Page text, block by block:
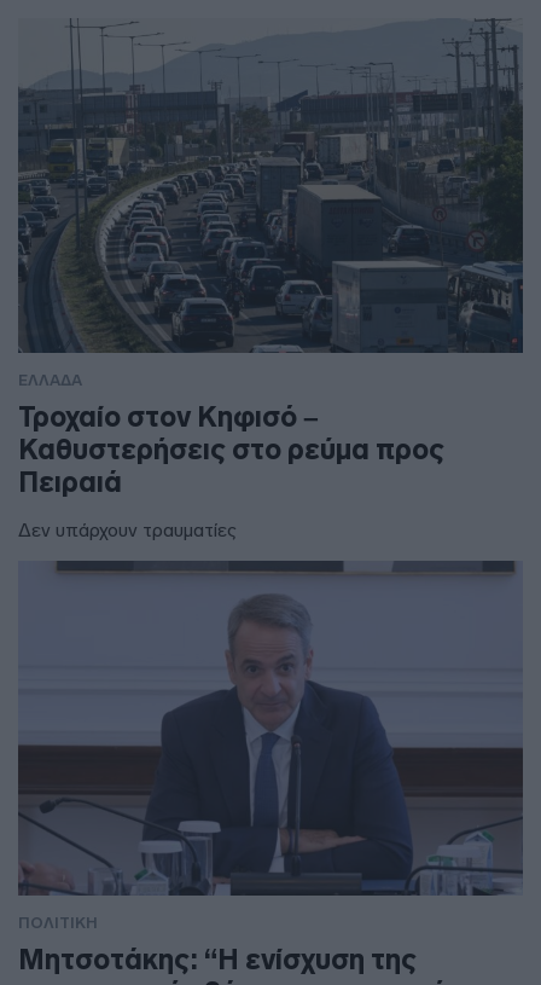
ΕΛΛΑΔΑ
Τροχαίο στον Κηφισό –
Καθυστερήσεις στο ρεύμα προς
Πειραιά
Δεν υπάρχουν τραυματίες
ΠΟΛΙΤΙΚΗ
Μητσοτάκης: “Η ενίσχυση της